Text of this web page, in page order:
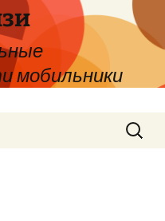
мобильники
Найти: